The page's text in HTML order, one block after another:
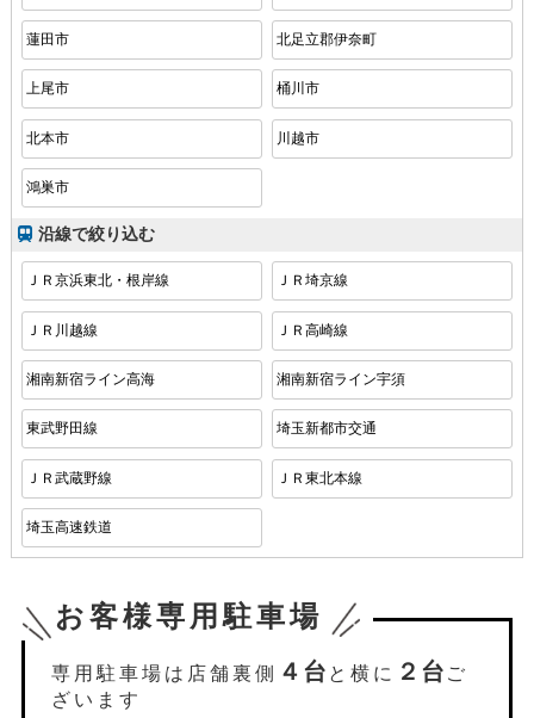
蓮田市 北足立郡伊奈町
上尾市 桶川市
北本市 川越市
鴻巣市
沿線で絞り込む
ＪＲ京浜東北・根岸線 ＪＲ埼京線
ＪＲ川越線 ＪＲ高崎線
湘南新宿ライン高海 湘南新宿ライン宇須
東武野田線 埼玉新都市交通
ＪＲ武蔵野線 ＪＲ東北本線
埼玉高速鉄道
お客様専用駐車場
専用駐車場は店舗裏側 ４台 と横に ２台 ご
ざいます